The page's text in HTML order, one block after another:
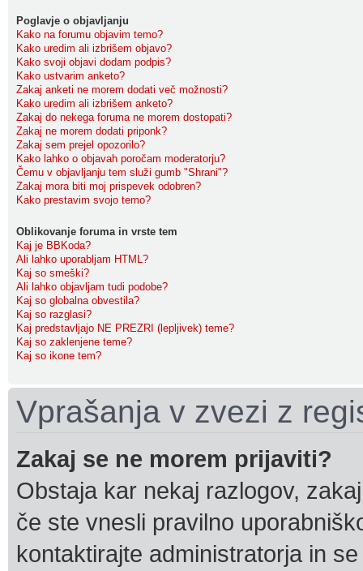
Poglavje o objavljanju
Kako na forumu objavim temo?
Kako uredim ali izbrišem objavo?
Kako svoji objavi dodam podpis?
Kako ustvarim anketo?
Zakaj anketi ne morem dodati več možnosti?
Kako uredim ali izbrišem anketo?
Zakaj do nekega foruma ne morem dostopati?
Zakaj ne morem dodati priponk?
Zakaj sem prejel opozorilo?
Kako lahko o objavah poročam moderatorju?
Čemu v objavljanju tem služi gumb "Shrani"?
Zakaj mora biti moj prispevek odobren?
Kako prestavim svojo temo?
Oblikovanje foruma in vrste tem
Kaj je BBKoda?
Ali lahko uporabljam HTML?
Kaj so smeški?
Ali lahko objavljam tudi podobe?
Kaj so globalna obvestila?
Kaj so razglasi?
Kaj predstavljajo NE PREZRI (lepljivek) teme?
Kaj so zaklenjene teme?
Kaj so ikone tem?
Vprašanja v zvezi z
Zakaj se ne morem prijaviti?
Obstaja kar nekaj razlogov,
če ste vnesli pravilno
kontaktirajte administratorja in